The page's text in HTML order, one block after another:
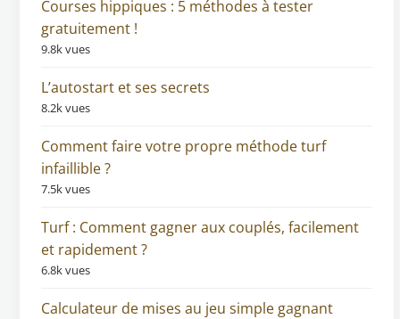
Courses hippiques : 5 méthodes à tester
gratuitement !
9.8k vues
L’autostart et ses secrets
8.2k vues
Comment faire votre propre méthode turf
infaillible ?
7.5k vues
Turf : Comment gagner aux couplés, facilement
et rapidement ?
6.8k vues
Calculateur de mises au jeu simple gagnant